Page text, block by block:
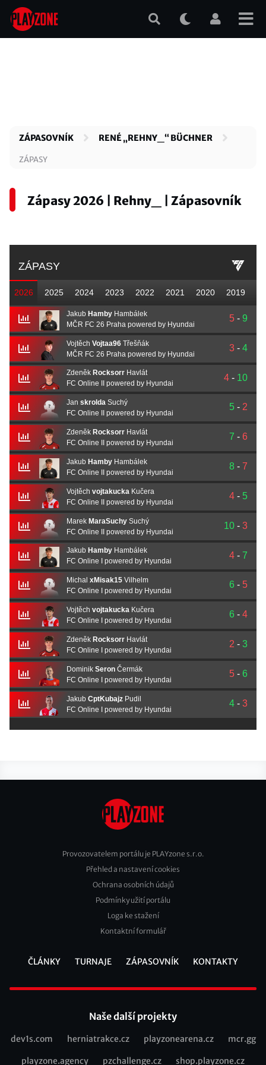
Přejít
hlavnímu
ZÁPASOVNÍK RENÉ „REHNY_“ BÜCHNER
ZÁPASY
Zápasy 2026 | Rehny_ | Zápasovník
ZÁPASY
2026 2025 2024 2023 2022 2021 2020 2019
Jakub HambyHambálek
MČR FC 26 Praha powered by Hyundai
5 - 9
Vojtěch Vojtaa96Třešňák
MČR FC 26 Praha powered by Hyundai
3 - 4
Zdeněk RocksorrHavlát
FC Online II powered by Hyundai
4 - 10
Jan skroldaSuchý
FC Online II powered by Hyundai
5 - 2
Zdeněk RocksorrHavlát
FC Online II powered by Hyundai
7 - 6
Jakub HambyHambálek
FC Online II powered by Hyundai
8 - 7
Vojtěch vojtakucka Kučera
FC Online II powered by Hyundai
4 - 5
Marek MaraSuchySuchý
FC Online II powered by Hyundai
10 - 3
Jakub HambyHambálek
FC Online I powered by Hyundai
4 - 7
Michal xMisak15Vilhelm
FC Online I powered by Hyundai
6 - 5
Vojtěch vojtakuckaKučera
FC Online I powered by Hyundai
6 - 4
Zdeněk RocksorrHavlát
FC Online I powered by Hyundai
2 - 3
Dominik SeronČermák
FC Online I powered by Hyundai
5 - 6
Jakub CptKubajzPudil
FC Online I powered by Hyundai
4 - 3
Footer
Provozovatelem portálu je PLAYzone s.r.o.
Přehled a nastavení cookies
Ochrana osobních údajů
Podmínky užití portálu
Loga ke stažení
Kontaktní formulář
ČLÁNKY TURNAJE ZÁPASOVNÍK KONTAKTY
Naše další projekty
Recommended
dev1s.com herniatrakce.cz playzonearena.cz mcr.gg
playzone.agency pzchallenge.cz shop.playzone.cz